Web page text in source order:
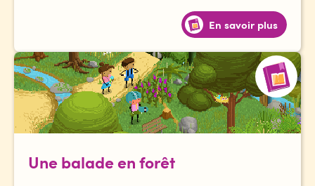
En savoir plus
Une balade en forêt